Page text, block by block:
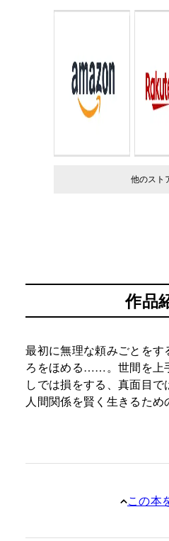
ISBN：
判型：
他のスト
作品
最初に無理な頼みごとをす
ろをほめる……。世間を上
しでは損をする、真面目
人間関係を賢く生きるため
この本